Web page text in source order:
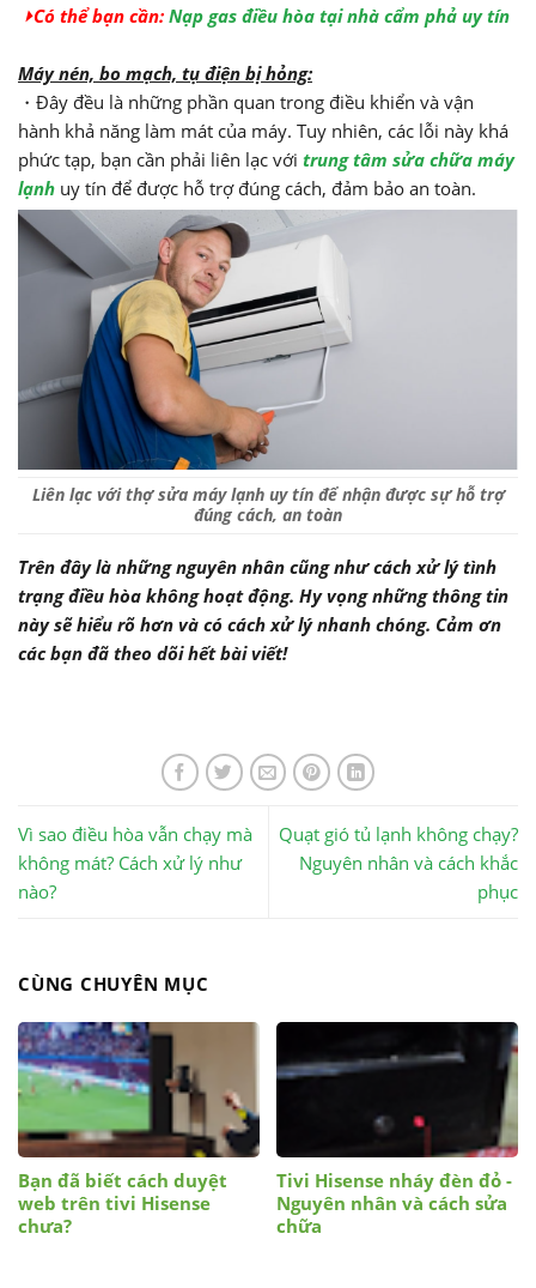
⏵Có thể bạn cần: Nạp gas điều hòa tại nhà cẩm phả uy tín
Máy nén, bo mạch, tụ điện bị hỏng:
・Đây đều là những phần quan trong điều khiển và vận
hành khả năng làm mát của máy. Tuy nhiên, các lỗi này khá
phức tạp, bạn cần phải liên lạc với trung tâm sửa chữa máy
lạnh uy tín để được hỗ trợ đúng cách, đảm bảo an toàn.
Liên lạc với thợ sửa máy lạnh uy tín để nhận được sự hỗ trợ
đúng cách, an toàn
Trên đây là những nguyên nhân cũng như cách xử lý tình
trạng điều hòa không hoạt động. Hy vọng những thông tin
này sẽ hiểu rõ hơn và có cách xử lý nhanh chóng. Cảm ơn
các bạn đã theo dõi hết bài viết!
Vì sao điều hòa vẫn chạy mà
không mát? Cách xử lý như
nào?
Quạt gió tủ lạnh không chạy?
Nguyên nhân và cách khắc
phục
CÙNG CHUYÊN MỤC
Bạn đã biết cách duyệt
web trên tivi Hisense
chưa?
Tivi Hisense nháy đèn đỏ -
Nguyên nhân và cách sửa
chữa